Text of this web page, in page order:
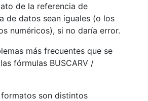
de la referencia de
de datos sean iguales (o los
numéricos), si no daría error.
más frecuentes que se
fórmulas BUSCARV /
son distintos